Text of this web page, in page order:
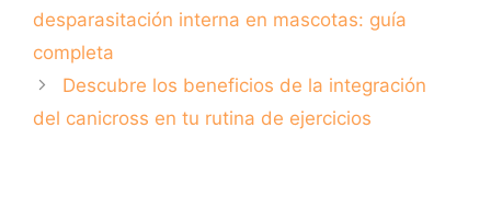
desparasitación interna en mascotas: guía
completa
Descubre los beneficios de la integración
del canicross en tu rutina de ejercicios